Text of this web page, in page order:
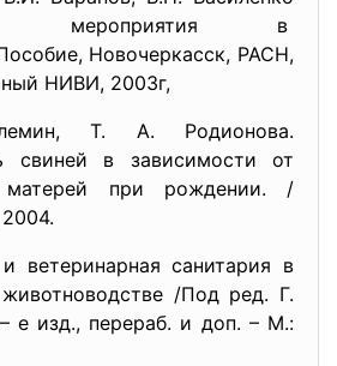
мероприятия в
Новочеркасск, РАСН,
НИВИ, 2003г,
Т. А. Родионова.
свиней в зависимости от
при рождении. /
ветеринарная санитария в
/Под ред. Г.
е изд., перераб. и доп. – М.: